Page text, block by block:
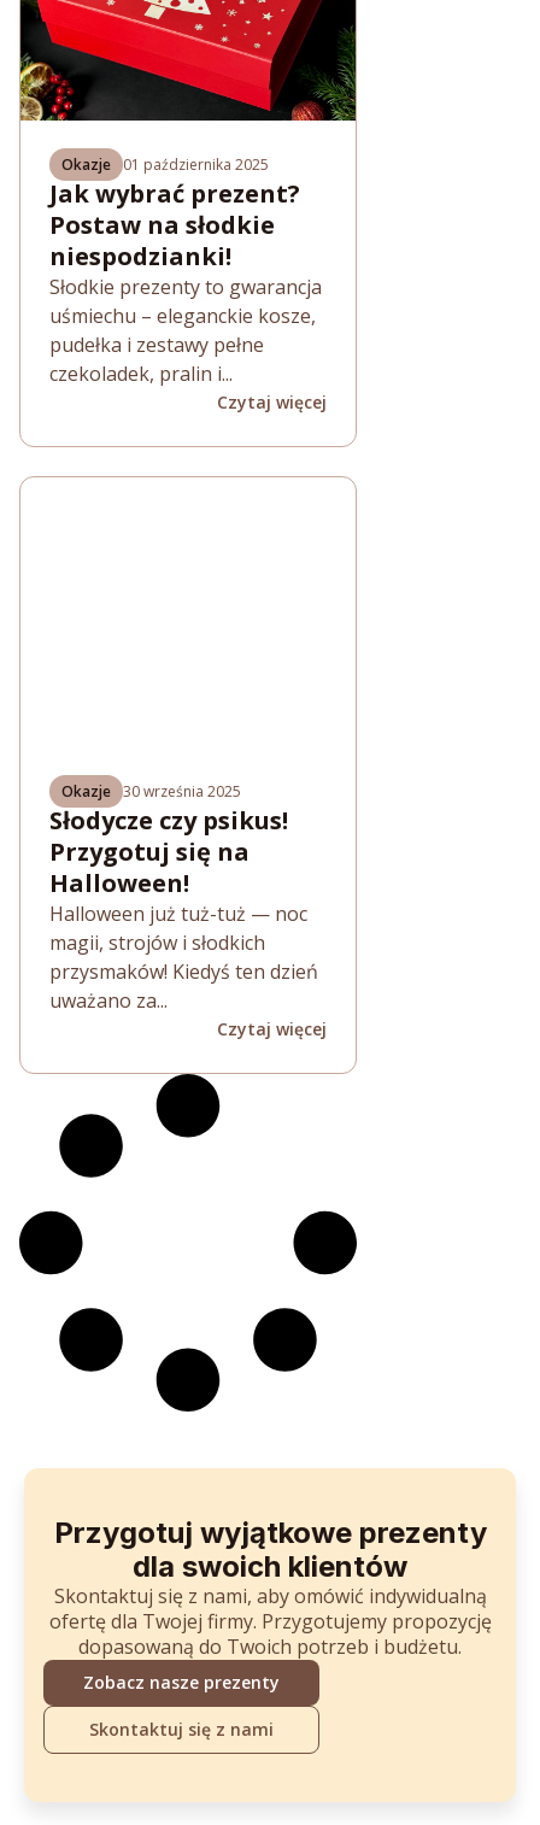
Okazje 01 października 2025
Jak wybrać prezent?
Postaw na słodkie
niespodzianki!
Słodkie prezenty to gwarancja
uśmiechu – eleganckie kosze,
pudełka i zestawy pełne
czekoladek, pralin i...
Czytaj więcej
Okazje 30 września 2025
Słodycze czy psikus!
Przygotuj się na
Halloween!
Halloween już tuż-tuż — noc
magii, strojów i słodkich
przysmaków! Kiedyś ten dzień
uważano za...
Czytaj więcej
Przygotuj wyjątkowe prezenty
dla swoich klientów
Skontaktuj się z nami, aby omówić indywidualną
ofertę dla Twojej firmy. Przygotujemy propozycję
dopasowaną do Twoich potrzeb i budżetu.
Zobacz nasze prezenty
Skontaktuj się z nami